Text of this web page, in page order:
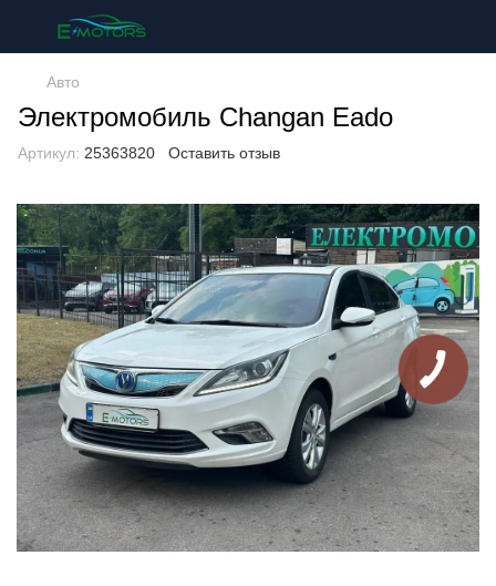
Авто
Электромобиль Changan Eado
Артикул: 25363820 Оставить отзыв